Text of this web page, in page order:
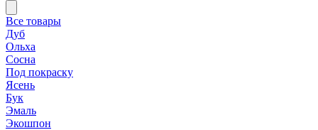
Все товары
Дуб
Ольха
Сосна
Под покраску
Ясень
Бук
Эмаль
Экошпон